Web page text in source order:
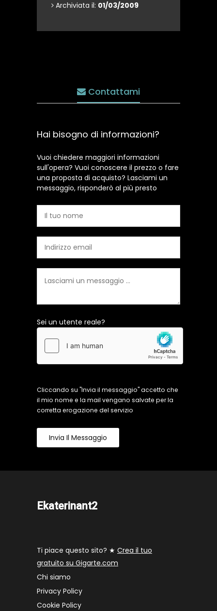
Archiviata il: 01/03/2009
Contattami
Hai bisogno di informazioni?
Vuoi chiedere maggiori informazioni
sull'opera? Vuoi conoscere il prezzo o fare
una proposta di acquisto? Lasciami un
messaggio, risponderò al più presto
Sei un utente reale?
Cliccando su "Invia il messaggio" accetto che
il mio nome e la mail vengano salvate per la
corretta erogazione del servizio
Invia Il Messaggio
Ekaterinant2
Ti piace questo sito? ★ Crea il tuo
gratuito su Gigarte.com
Chi siamo
Privacy Policy
Cookie Policy